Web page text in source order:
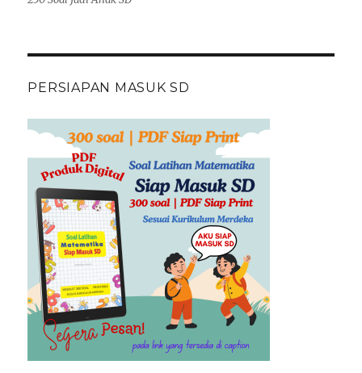
PERSIAPAN MASUK SD